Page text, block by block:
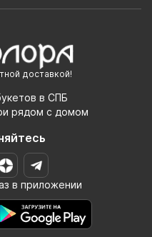
доставкой!
в СПБ
рядом с домом
в приложении